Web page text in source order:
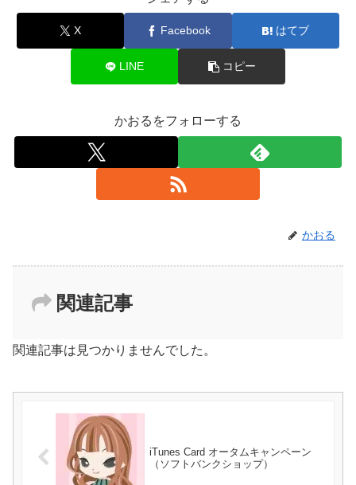
X Facebook はてブ
LINE コピー
かおるをフォローする
かおる
関連記事
関連記事は見つかりませんでした。
iTunes Card オータムキャンペーン
（ソフトバンクショップ）